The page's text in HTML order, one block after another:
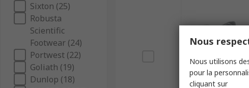
Sixton (25)
Robusta
Scientific
Footwear (24)
Portwest (22)
Goliath (19)
Dunlop (18)
Nous
Nous utilisons
pour la
cliquant sur